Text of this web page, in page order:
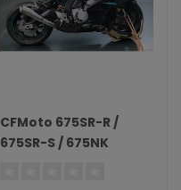
CFMoto 675SR-R /
675SR-S / 675NK